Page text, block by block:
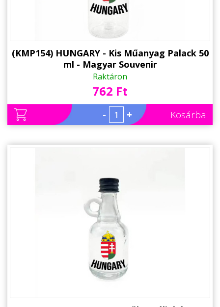
(KMP154) HUNGARY - Kis Műanyag Palack 50
ml - Magyar Souvenir
Raktáron
762 Ft
- + Kosárba